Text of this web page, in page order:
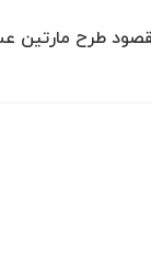
آرکوپال مقصود طرح